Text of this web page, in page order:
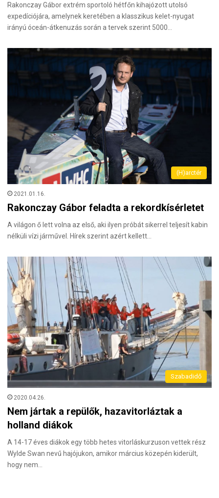
Rakonczay Gábor extrém sportoló hétfőn kihajózott utolsó
expedíciójára, amelynek keretében a klasszikus kelet-nyugat
irányú óceán-átkenuzás során a tervek szerint 5000…
(H)arctér
2021.01.16.
Rakonczay Gábor feladta a rekordkísérletet
A világon ő lett volna az első, aki ilyen próbát sikerrel teljesít kabin
nélküli vízi járművel. Hírek szerint azért kellett…
Szabadidő
2020.04.26.
Nem jártak a repülők, hazavitorláztak a
holland diákok
A 14-17 éves diákok egy több hetes vitorláskurzuson vettek rész
Wylde Swan nevű hajójukon, amikor március közepén kiderült,
hogy nem…